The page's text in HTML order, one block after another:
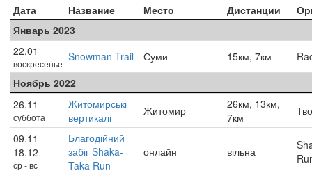
Дата Название Место Дистанции
Январь 2023
22.01
воскресенье
Snowman Trail Суми 15км, 7км
Ноябрь 2022
26.11
суббота
Житомирські
вертикалі
Житомир
26км, 13км,
7км
09.11 -
18.12
ср - вс
Благодійний
забіг Shaka-
Taka Run
онлайн вільна